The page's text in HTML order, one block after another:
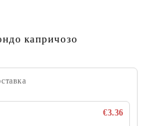
капричозо
€3.36